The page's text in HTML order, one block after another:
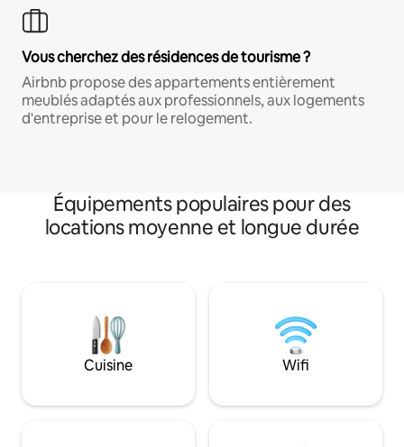
Vous cherchez des résidences de tourisme ?
Airbnb propose des appartements entièrement
meublés adaptés aux professionnels, aux logements
d'entreprise et pour le relogement.
Équipements populaires pour des
locations moyenne et longue durée
Cuisine Wifi